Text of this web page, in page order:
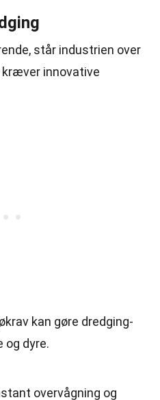
står industrien over
kræver innovative
kan gøre dredging-
og dyre.
overvågning og